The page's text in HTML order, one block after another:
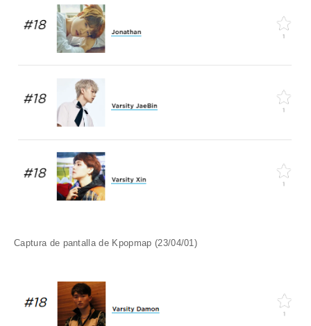
Captura de pantalla de Kpopmap (23/04/01)